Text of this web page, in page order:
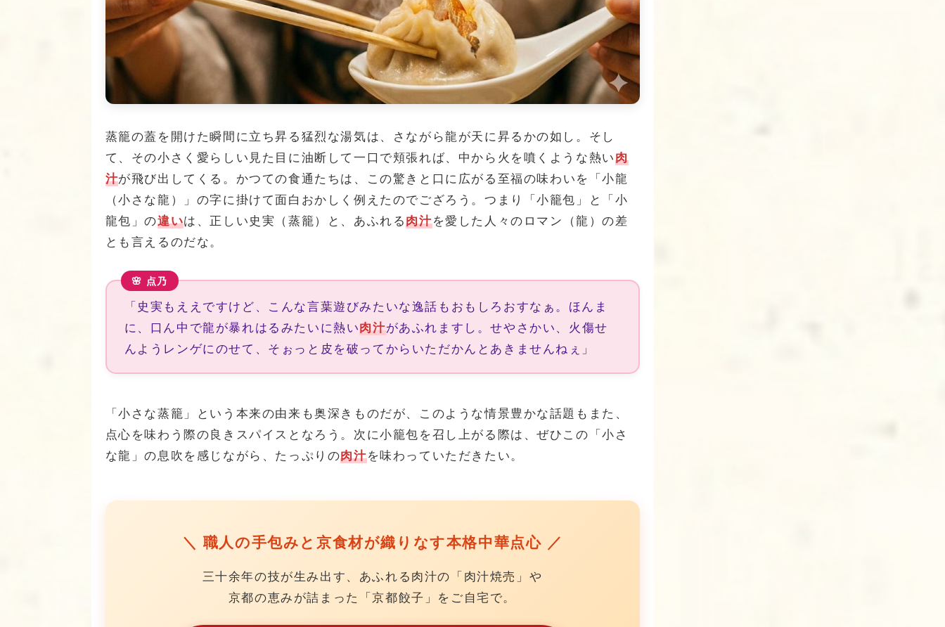
蒸籠の蓋を開けた瞬間に立ち昇る猛烈な湯気は、さながら龍が天に昇るかの如し。そし
て、その小さく愛らしい見た目に油断して一口で頬張れば、中から火を噴くような熱い肉
汁が飛び出してくる。かつての食通たちは、この驚きと口に広がる至福の味わいを「小龍
（小さな龍）」の字に掛けて面白おかしく例えたのでござろう。つまり「小籠包」と「小
龍包」の違いは、正しい史実（蒸籠）と、あふれる肉汁を愛した人々のロマン（龍）の差
とも言えるのだな。
「史実もええですけど、こんな言葉遊びみたいな逸話もおもしろおすなぁ。ほんま
に、口ん中で龍が暴れはるみたいに熱い肉汁があふれますし。せやさかい、火傷せ
んようレンゲにのせて、そぉっと皮を破ってからいただかんとあきませんねぇ」
「小さな蒸籠」という本来の由来も奥深きものだが、このような情景豊かな話題もまた、
点心を味わう際の良きスパイスとなろう。次に小籠包を召し上がる際は、ぜひこの「小さ
な龍」の息吹を感じながら、たっぷりの肉汁を味わっていただきたい。
＼ 職人の手包みと京食材が織りなす本格中華点心 ／
三十余年の技が生み出す、あふれる肉汁の「肉汁焼売」や
京都の恵みが詰まった「京都餃子」をご自宅で。